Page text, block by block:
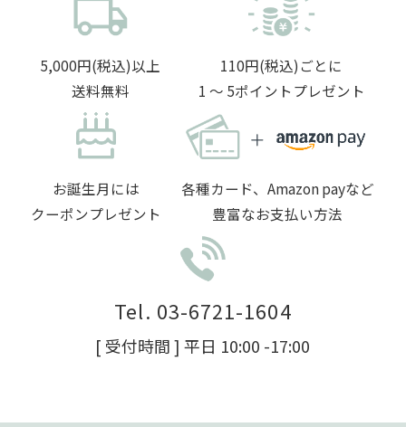
5,000円(税込)以上
送料無料
110円(税込)ごとに
1 〜 5ポイントプレゼント
お誕生月には
クーポンプレゼント
各種カード、Amazon payなど
豊富なお支払い方法
Tel. 03-6721-1604
[ 受付時間 ] 平日 10:00 -17:00